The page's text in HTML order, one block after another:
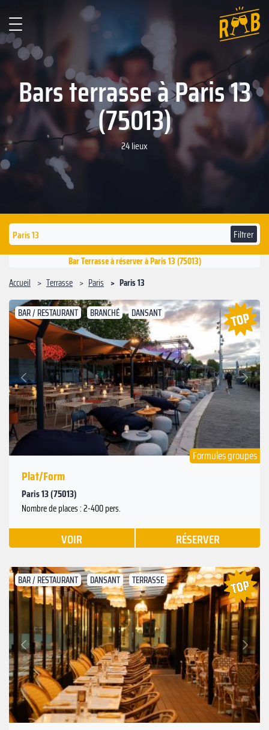
Bars terrasse à Paris 13
(75013)
24 lieux
Filtrer
Bar Terrasse à réserver à Paris 13 (75013)
Accueil
Terrasse Paris Paris 13
BAR / RESTAURANT BRANCHÉ DANSANT
Précédent
Suivant
Formules groupes
Plat/Form
Paris 13 (75013)
Nombre de places : 2-400 pers.
VOIR RÉSERVER
BAR / RESTAURANT DANSANT TERRASSE
Précédent
Suivant